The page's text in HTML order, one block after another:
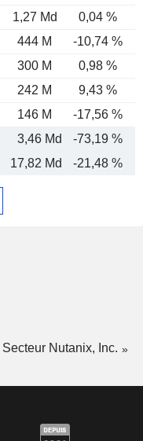
1,27 Md 0,04 %
444 M -10,74 %
300 M 0,98 %
242 M 9,43 %
146 M
-17,56 %
3,46 Md -73,19 %
17,82 Md -21,48 %
Secteur Nutanix, Inc.